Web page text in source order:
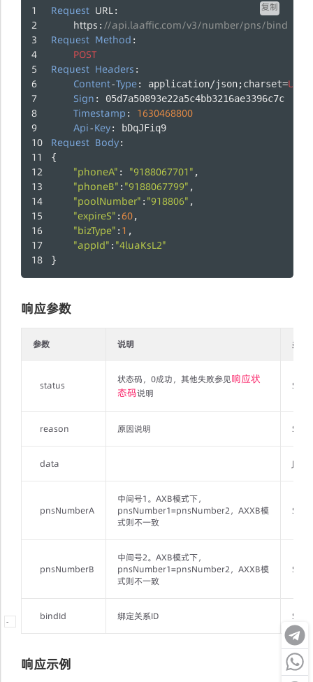
复制
Request URL:
https : //api.laaffic.com/v3/number/pns/bind
Request Method :
POST
Request Headers :
Content-Type: application/json;charset=UTF
Sign : 05d7a50893e22a5c4bb3216ae3396c7c
Timestamp : 1630468800
Api-Key: bDqJFiq9
Request Body:
{
"phoneA" : "9188067701" ,
"phoneB" : "9188067799" ,
"poolNumber" : "918806" ,
"expireS" :60,
"bizType" : 1 ,
"appId" : "4luaKsL2"
}
响应参数
参数 说明 类型
status
状态码，0成功，其他失败参见响应状
态码说明
reason 原因说明
data
-
pnsNumberA
中间号1。AXB模式下，
pnsNumber1=pnsNumber2，AXXB模
式则不一致
pnsNumberB
中间号2。AXB模式下，
pnsNumber1=pnsNumber2，AXXB模
式则不一致
bindId 绑定关系ID
响应示例